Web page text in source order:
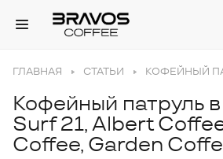
ГЛАВНАЯ СТАТЬИ КОФЕЙНЫЙ
Кофейный патруль
Surf 21, Albert
Coffee, Garden